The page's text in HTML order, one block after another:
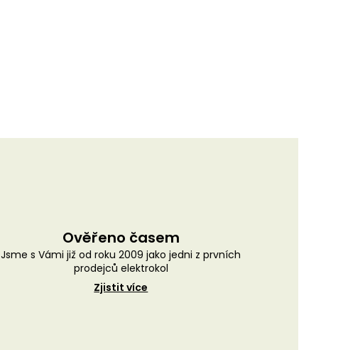
Ověřeno časem
Jsme s Vámi již od roku 2009 jako jedni z prvních
prodejců elektrokol
Zjistit více